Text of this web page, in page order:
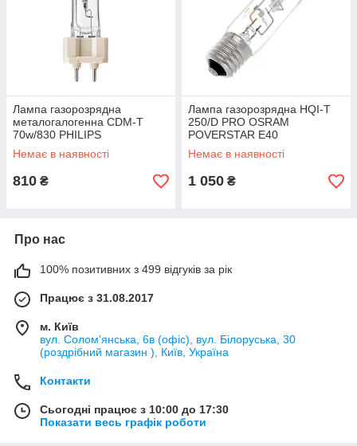
Лампа газорозрядна
металогалогенна CDM-T
70w/830 PHILIPS
MASTERColour G12
Немає в наявності
810 ₴
Лампа газорозрядна HQI-T
250/D PRO OSRAM
POVERSTAR E40
Немає в наявності
1 050 ₴
Про нас
100% позитивних з 499 відгуків за рік
Працює з 31.08.2017
м. Київ
вул. Солом'янська, 6в (офіс), вул. Білоруська, 30
(роздрібний магазин ), Київ, Україна
Контакти
Сьогодні працює з 10:00 до 17:30
Показати весь графік роботи